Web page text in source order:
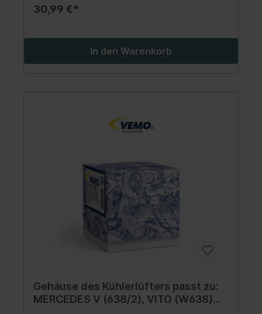
30,99 €*
In den Warenkorb
Gehäuse des Kühlerlüfters passt zu:
MERCEDES V (638/2), VITO (W638)